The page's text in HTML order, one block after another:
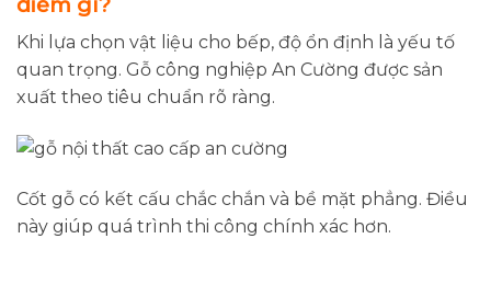
Khi lựa chọn vật liệu cho bếp, độ ổn định là yếu tố
quan trọng. Gỗ công nghiệp An Cường được sản
xuất theo tiêu chuẩn rõ ràng.
Cốt gỗ có kết cấu chắc chắn và bề mặt phẳng. Điều
này giúp quá trình thi công chính xác hơn.